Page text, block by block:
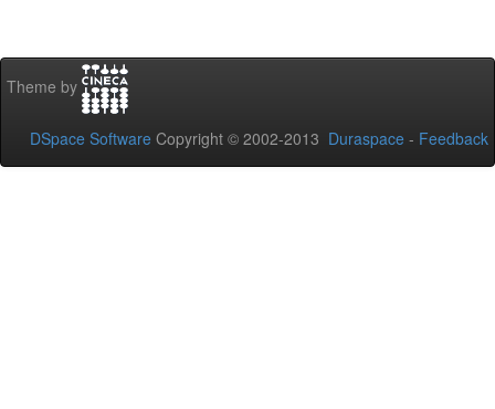
Theme by
DSpace Software Copyright © 2002-2013 Duraspace - Feedback